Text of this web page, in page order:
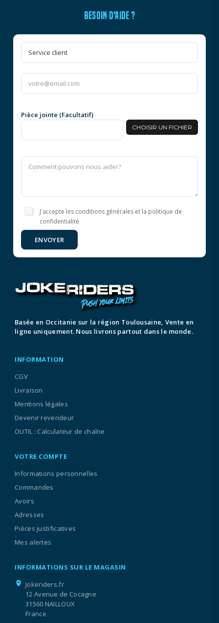
BESOIN D'AIDE ?
Pièce jointe (Facultatif)
CHOISIR UN FICHIER
J'accepte les conditions générales et la politique de
confidentialité
ENVOYER
Basée en Occitanie sur la région Toulousaine, Vente en
ligne uniquement. Nous livrons partout dans le monde.
INFORMATION
CGV
Livraison
Mentions légales
Devenir revendeur
OUTIL : Calculateur de chaîne
VOTRE COMPTE
Informations personnelles
Commandes
Avoirs
Adresses
Pièces justificatives
Mes alertes
INFORMATIONS SUR LE MAGASIN
location_on
Jokeriders.fr
12 Avenue de Cocagne
31560 NAILLOUX
France